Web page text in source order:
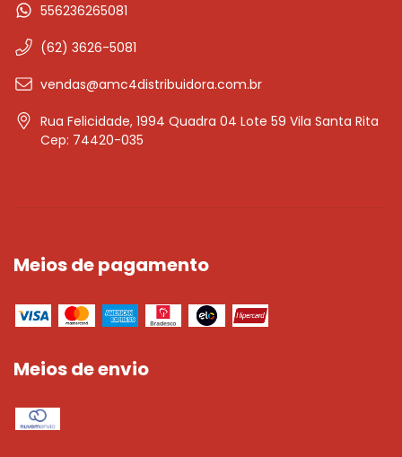
556236265081
(62) 3626-5081
vendas@amc4distribuidora.com.br
Rua Felicidade, 1994 Quadra 04 Lote 59 Vila Santa Rita
Cep: 74420-035
Meios de pagamento
Meios de envio